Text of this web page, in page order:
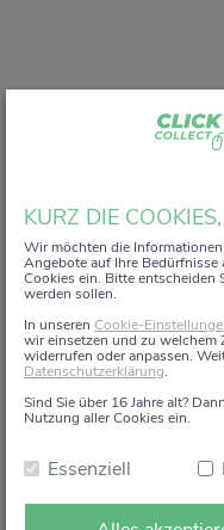
Liebe Kundin, lieber
vielen Dank, dass Sie
Aktionsregal genutzt
Wir haben uns sehr
zu dürfen.
Dieses Angebot wird
Ab dem 16. Januar
nicht mehr zur
KURZ DIE
Wir möchten die
Angebote auf Ihre Bedürfnisse
Cookies ein. Bitte entscheiden
werden sollen.
In unseren Cookie-
wir einsetzen und zu welchem
widerrufen oder anpassen.
Datenschutzerklärung.
Sind Sie über 16 Jahre alt?
Nutzung aller Cookies ein.
Essenziell